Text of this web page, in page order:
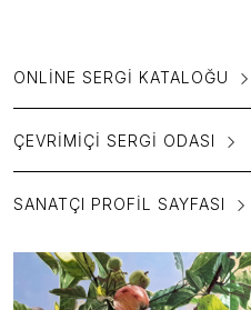
ONLINE SERGI KATALOĞU
ÇEVRIMIÇI SERGI ODASI
SANATÇI PROFIL SAYFASI